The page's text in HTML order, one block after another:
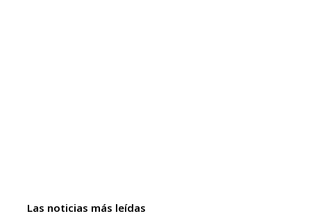
Las noticias más leídas